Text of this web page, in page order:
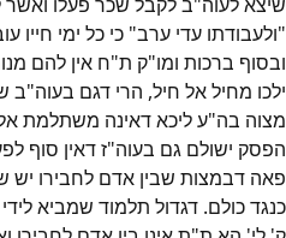
"ולעבודתו עדי ערב" כי כל ימי
ובסוף ברכות ומו"ק ת"ח אין להם
ילכו מחיל אל חיל, הרי דגם בעוה"ב
מצוה בה"ע ליכא דאינה משתלמת
הפסק ישולם גם בעוה"ז דאין סוף
פאה דבמצות שבין אדם לחבירו יש
כנגד כולם. דגדול תלמוד שמביא